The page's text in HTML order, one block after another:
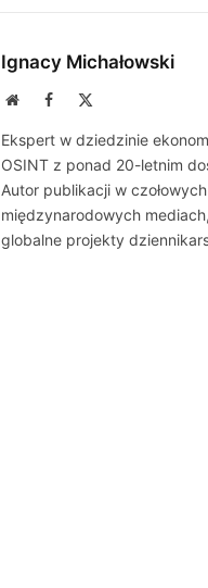
Ignacy Michałowski
WebsiteFacebook
Ekspert w dziedzinie
OSINT z ponad 20-letnim
Autor publikacji w czołowych
międzynarodowych
globalne projekty